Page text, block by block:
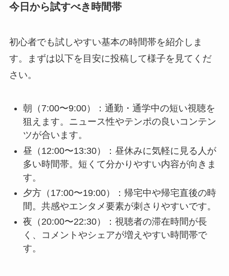
今日から試すべき時間帯
初心者でも試しやすい基本の時間帯を紹介しま
す。まずは以下を目安に投稿して様子を見てくだ
さい。
朝（7:00〜9:00）：通勤・通学中の短い視聴を
狙えます。ニュース性やテンポの良いコンテン
ツが合います。
昼（12:00〜13:30）：昼休みに気軽に見る人が
多い時間帯。短くて分かりやすい内容が向きま
す。
夕方（17:00〜19:00）：帰宅中や帰宅直後の時
間。共感やエンタメ要素が刺さりやすいです。
夜（20:00〜22:30）：視聴者の滞在時間が長
く、コメントやシェアが増えやすい時間帯で
す。